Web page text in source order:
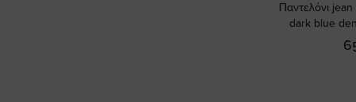
Παντελόνι
dark blue